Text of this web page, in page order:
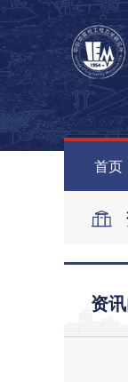
首页
资